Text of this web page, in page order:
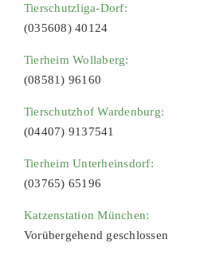
Tierschutzliga-Dorf:
(035608) 40124
Tierheim Wollaberg:
(08581) 96160
Tierschutzhof Wardenburg:
(04407) 9137541
Tierheim Unterheinsdorf:
(03765) 65196
Katzenstation München:
Vorübergehend geschlossen